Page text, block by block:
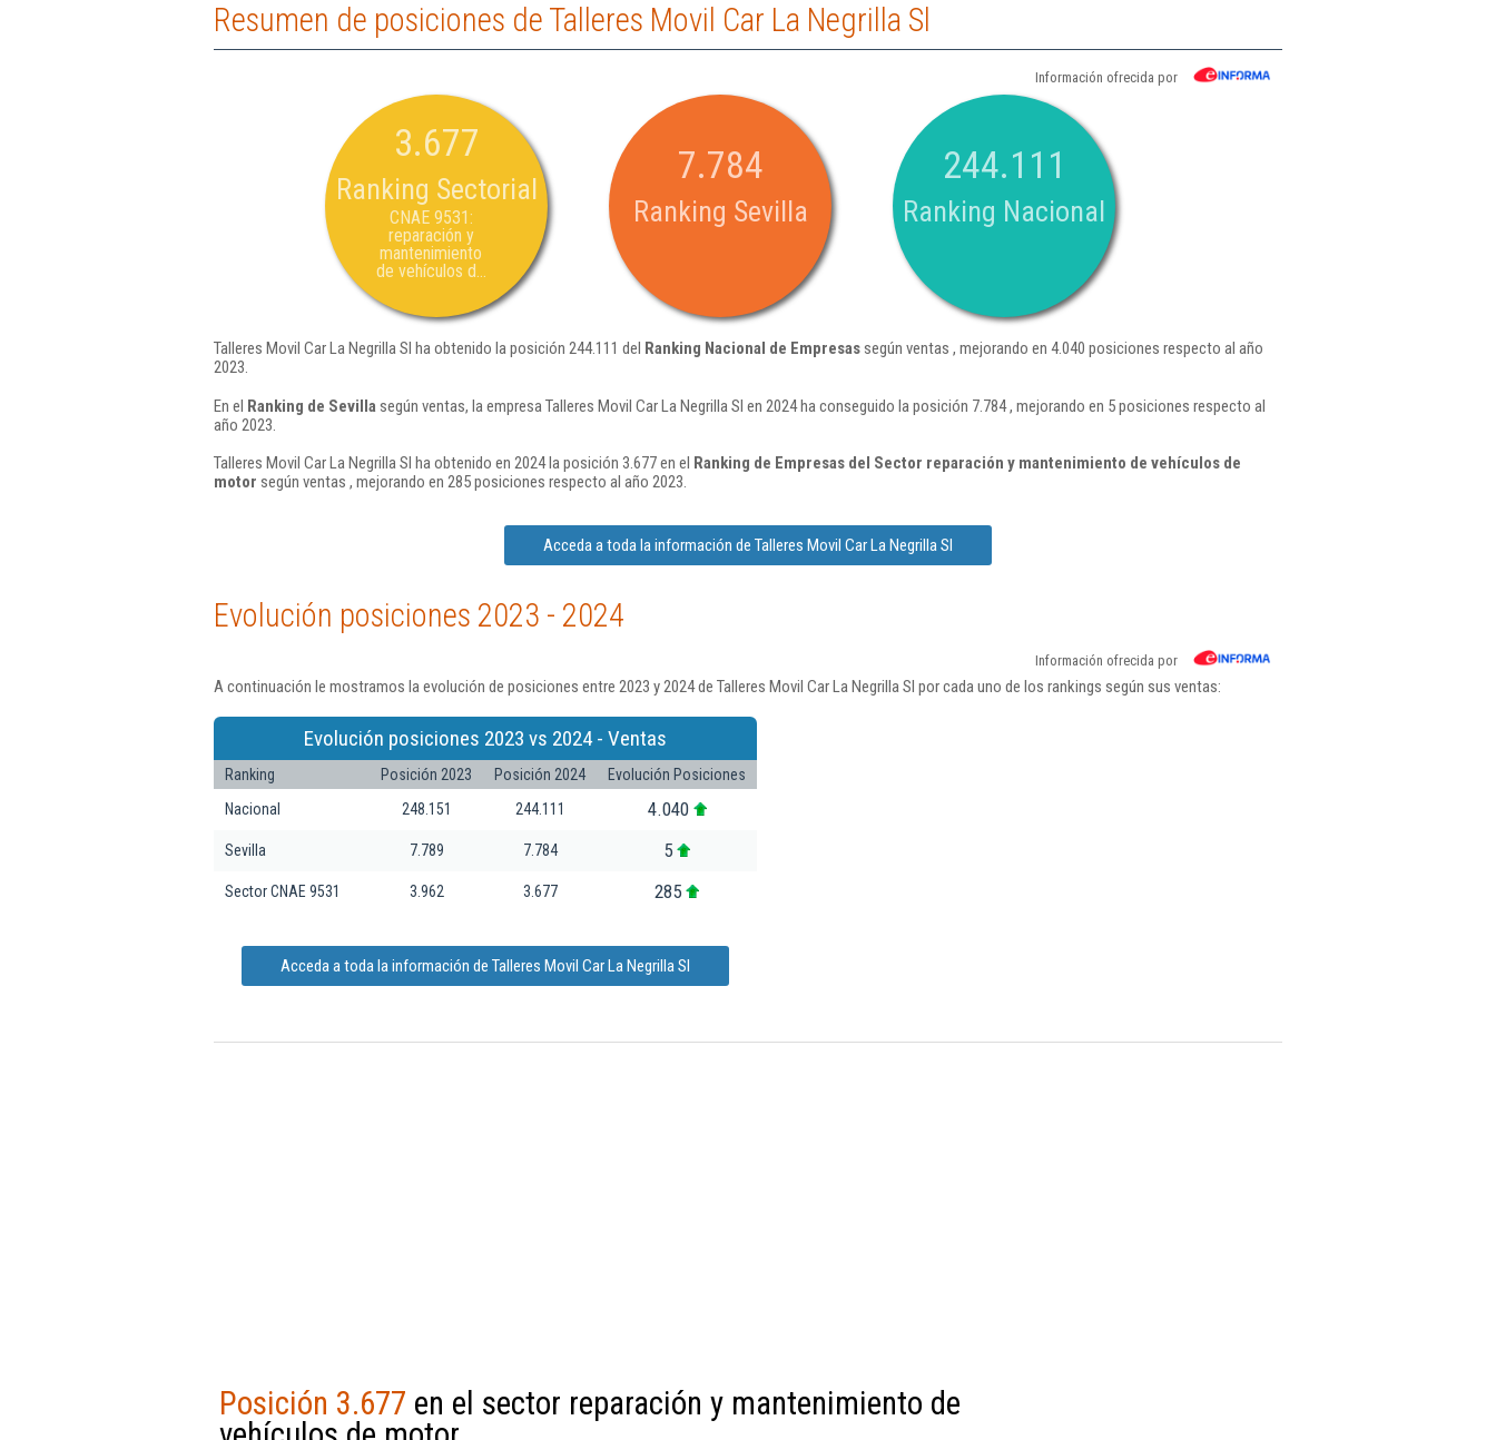
Resumen de posiciones de Talleres Movil Car La Negrilla Sl
Información ofrecida por
3.677
Ranking Sectorial
CNAE 9531:
reparación y
mantenimiento
de vehículos d...
7.784
Ranking Sevilla
244.111
Ranking Nacional
Talleres Movil Car La Negrilla Sl ha obtenido la posición 244.111 del Ranking Nacional de Empresassegún ventas , mejorando en 4.040 posiciones respecto al año
2023.
En el Ranking de Sevilla según ventas, la empresa Talleres Movil Car La Negrilla Sl en 2024 ha conseguido la posición 7.784 , mejorando en 5 posiciones respecto al
año 2023.
Talleres Movil Car La Negrilla Sl ha obtenido en 2024 la posición 3.677 en el Ranking de Empresas del Sector reparación y mantenimiento de vehículos de
motor según ventas , mejorando en 285 posiciones respecto al año 2023.
Acceda a toda la información de Talleres Movil Car La Negrilla Sl
Evolución posiciones 2023 - 2024
Información ofrecida por
A continuación le mostramos la evolución de posiciones entre 2023 y 2024 de Talleres Movil Car La Negrilla Sl por cada uno de los rankings según sus ventas:
Evolución posiciones 2023 vs 2024 - Ventas
Ranking Posición 2023 Posición 2024
Evolución Posiciones
Nacional
248.151 244.111 4.040
Sevilla 7.789 7.784 5
Sector CNAE 9531 3.962 3.677 285
Acceda a toda la información de Talleres Movil Car La Negrilla Sl
Posición 3.677 en el sector reparación y mantenimiento de